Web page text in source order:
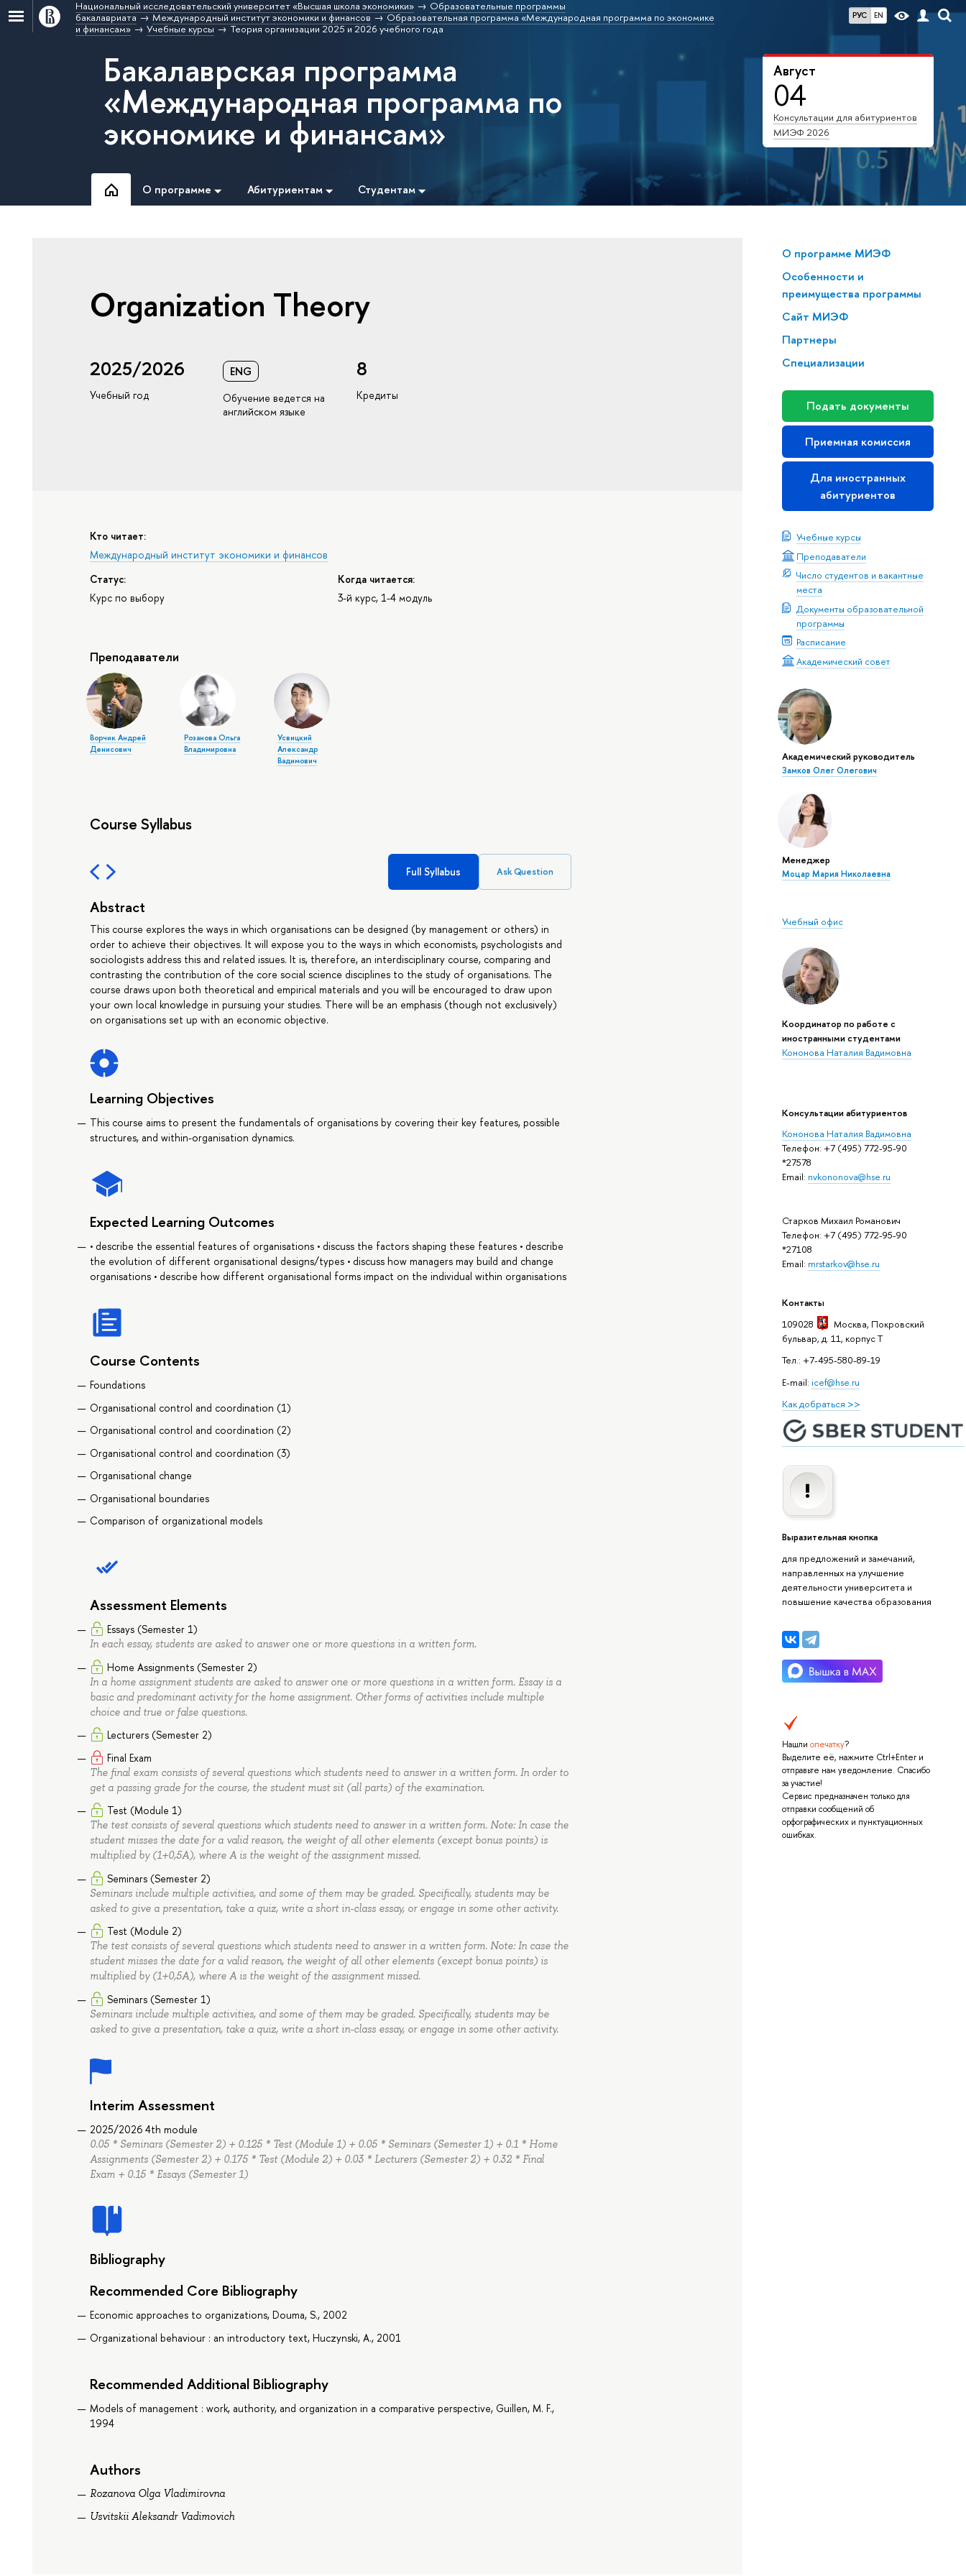
РУС EN
Национальный исследовательский университет «Высшая школа экономики»
Образовательные программы
бакалавриата
Международный институт экономики и финансов
Образовательная программа «Международная программа по экономике
и финансам»
Учебные курсы Теория организации 2025 и 2026 учебного года
Август
04
Консультации для абитуриентов
МИЭФ 2026
Бакалаврская программа
«Международная программа по
экономике и финансам»
О программе Абитуриентам Студентам
О программе МИЭФ
Особенности и
преимущества программы
Сайт МИЭФ
Партнеры
Специализации
Подать документы
Приемная комиссия
Для иностранных
абитуриентов
Учебные курсы
Преподаватели
Число студентов и вакантные
места
Документы образовательной
программы
Расписание
Академический совет
Академический руководитель
Замков Олег Олегович
Менеджер
Моцар Мария Николаевна
Учебный офис
Координатор по работе с
иностранными студентами
Кононова Наталия Вадимовна
Консультации абитуриентов
Кононова Наталия Вадимовна
Телефон: +7 (495) 772-95-90
*27578
Email: nvkononova@hse.ru
Старков Михаил Романович
Телефон: +7 (495) 772-95-90
*27108
Email: mrstarkov@hse.ru
Контакты
109028
Москва, Покровский
бульвар, д. 11, корпус T
Тел.: +7-495-580-89-19
E-mail: icef@hse.ru
Как добраться >>
Выразительная кнопка
для предложений и замечаний,
направленных на улучшение
деятельности университета и
повышение качества образования
Нашли опечатку?
Выделите её, нажмите Ctrl+Enter и
отправьте нам уведомление. Спасибо
за участие!
Сервис предназначен только для
отправки сообщений об
орфографических и пунктуационных
ошибках.
Organization Theory
2025/2026
Учебный год
ENG
Обучение ведется на
английском языке
8
Кредиты
Кто читает:
Международный институт экономики и финансов
Статус:
Курс по выбору
Когда читается:
3-й курс, 1-4 модуль
Преподаватели
Ворчик Андрей
Денисович
Розанова Ольга
Владимировна
Усвицкий
Александр
Вадимович
Course Syllabus
Full Syllabus Ask Question
Abstract
This course explores the ways in which organisations can be designed (by management or others) in
order to achieve their objectives. It will expose you to the ways in which economists, psychologists and
sociologists address this and related issues. It is, therefore, an interdisciplinary course, comparing and
contrasting the contribution of the core social science disciplines to the study of organisations. The
course draws upon both theoretical and empirical materials and you will be encouraged to draw upon
your own local knowledge in pursuing your studies. There will be an emphasis (though not exclusively)
on organisations set up with an economic objective.
Learning Objectives
This course aims to present the fundamentals of organisations by covering their key features, possible
structures, and within-organisation dynamics.
Expected Learning Outcomes
• describe the essential features of organisations • discuss the factors shaping these features • describe
the evolution of different organisational designs/types • discuss how managers may build and change
organisations • describe how different organisational forms impact on the individual within organisations
Course Contents
Foundations
Organisational control and coordination (1)
Organisational control and coordination (2)
Organisational control and coordination (3)
Organisational change
Organisational boundaries
Comparison of organizational models
Assessment Elements
Essays (Semester 1)
In each essay, students are asked to answer one or more questions in a written form.
Home Assignments (Semester 2)
In a home assignment students are asked to answer one or more questions in a written form. Essay is a
basic and predominant activity for the home assignment. Other forms of activities include multiple
choice and true or false questions.
Lecturers (Semester 2)
Final Exam
The final exam consists of several questions which students need to answer in a written form. In order to
get a passing grade for the course, the student must sit (all parts) of the examination.
Test (Module 1)
The test consists of several questions which students need to answer in a written form. Note: In case the
student misses the date for a valid reason, the weight of all other elements (except bonus points) is
multiplied by (1+0,5A), where A is the weight of the assignment missed.
Seminars (Semester 2)
Seminars include multiple activities, and some of them may be graded. Specifically, students may be
asked to give a presentation, take a quiz, write a short in-class essay, or engage in some other activity.
Test (Module 2)
The test consists of several questions which students need to answer in a written form. Note: In case the
student misses the date for a valid reason, the weight of all other elements (except bonus points) is
multiplied by (1+0,5A), where A is the weight of the assignment missed.
Seminars (Semester 1)
Seminars include multiple activities, and some of them may be graded. Specifically, students may be
asked to give a presentation, take a quiz, write a short in-class essay, or engage in some other activity.
Interim Assessment
2025/2026 4th module
0.05 * Seminars (Semester 2) + 0.125 * Test (Module 1) + 0.05 * Seminars (Semester 1) + 0.1 * Home
Assignments (Semester 2) + 0.175 * Test (Module 2) + 0.03 * Lecturers (Semester 2) + 0.32 * Final
Exam + 0.15 * Essays (Semester 1)
Bibliography
Recommended Core Bibliography
Economic approaches to organizations, Douma, S., 2002
Organizational behaviour : an introductory text, Huczynski, A., 2001
Recommended Additional Bibliography
Models of management : work, authority, and organization in a comparative perspective, Guillen, M. F.,
1994
Authors
Rozanova Olga Vladimirovna
Usvitskii Aleksandr Vadimovich